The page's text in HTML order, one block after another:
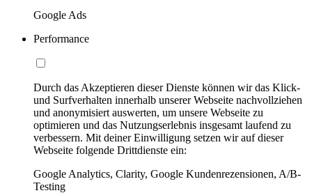
Google Ads
Performance
Durch das Akzeptieren dieser Dienste können wir das Klick-
und Surfverhalten innerhalb unserer Webseite nachvollziehen
und anonymisiert auswerten, um unsere Webseite zu
optimieren und das Nutzungserlebnis insgesamt laufend zu
verbessern. Mit deiner Einwilligung setzen wir auf dieser
Webseite folgende Drittdienste ein:
Google Analytics, Clarity, Google Kundenrezensionen, A/B-
Testing